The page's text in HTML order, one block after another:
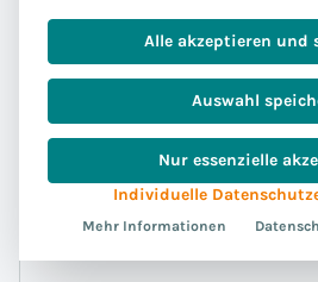
durch Ihre Mitarbeiter:innen
Enable Now ins Spiel: Eine E-
die rasch Schulungsinhalte
bereitstellt. Entdecken Sie den
wichtige
Alle akzeptieren und
Auswahl
Nur essenzielle
Individuelle
Mehr Informationen